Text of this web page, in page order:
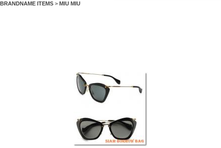
BRANDNAME ITEMS > MIU MIU